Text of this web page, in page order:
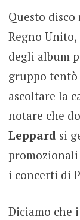
Questo disco
Regno
degli album
gruppo tentò
ascoltare la
notare che
Leppard si
i concerti di
Diciamo che i